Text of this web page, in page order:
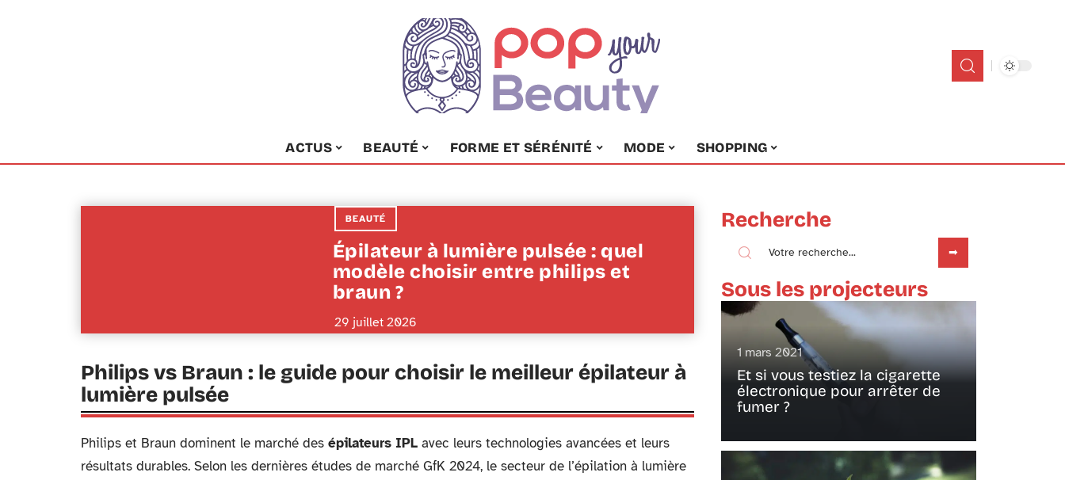
ACTUS BEAUTÉ FORME ET SÉRÉNITÉ MODE SHOPPING
BEAUTÉ
Épilateur à lumière pulsée : quel
modèle choisir entre philips et
braun ?
29 juillet 2026
Philips vs Braun : le guide pour choisir le meilleur épilateur à
lumière pulsée
Philips et Braun dominent le marché des épilateurs IPL avec leurs technologies avancées et leurs
résultats durables. Selon les dernières études de marché GfK 2024, le secteur de l’épilation à lumière
Recherche
Sous les projecteurs
1 mars 2021
Et si vous testiez la cigarette
électronique pour arrêter de
fumer ?